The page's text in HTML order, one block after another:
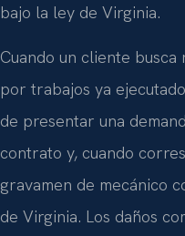
bajo la ley de Virginia.
Cuando un cliente
por trabajos ya
de presentar una
contrato y, cuando
gravamen de mecánico
de Virginia. Los daños